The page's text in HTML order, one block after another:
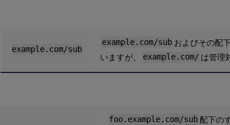
example.com/sub
example.com/sub およびその配
いますが、
example.com/ は管理
foo.example.com/sub配下の